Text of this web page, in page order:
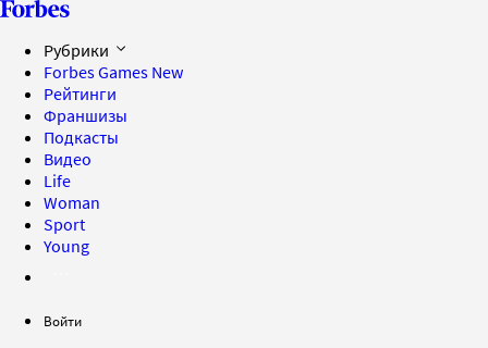
Рубрики
Forbes Games New
Рейтинги
Франшизы
Подкасты
Видео
Life
Woman
Sport
Young
Войти